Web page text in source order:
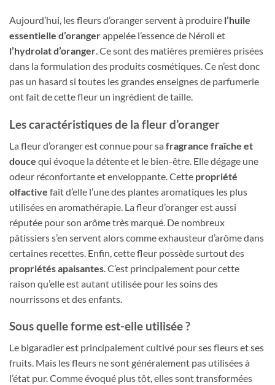
Aujourd’hui, les fleurs d’oranger servent à produire l’huile
essentielle d’orangerappelée l’essence de Néroli et
l’hydrolat d’oranger. Ce sont des matières premières prisées
dans la formulation des produits cosmétiques. Ce n’est donc
pas un hasard si toutes les grandes enseignes de parfumerie
ont fait de cette fleur un ingrédient de taille.
Les caractéristiques de la fleur d’oranger
La fleur d’oranger est connue pour sa fragrance fraîche et
douce qui évoque la détente et le bien-être. Elle dégage une
odeur réconfortante et enveloppante. Cette propriété
olfactive fait d’elle l’une des plantes aromatiques les plus
utilisées en aromathérapie. La fleur d’oranger est aussi
réputée pour son arôme très marqué. De nombreux
pâtissiers s’en servent alors comme exhausteur d’arôme dans
certaines recettes. Enfin, cette fleur possède surtout des
propriétés apaisantes . C’est principalement pour cette
raison qu’elle est autant utilisée pour les soins des
nourrissons et des enfants.
Sous quelle forme est-elle utilisée ?
Le bigaradier est principalement cultivé pour ses fleurs et ses
fruits. Mais les fleurs ne sont généralement pas utilisées à
l’état pur. Comme évoqué plus tôt, elles sont transformées